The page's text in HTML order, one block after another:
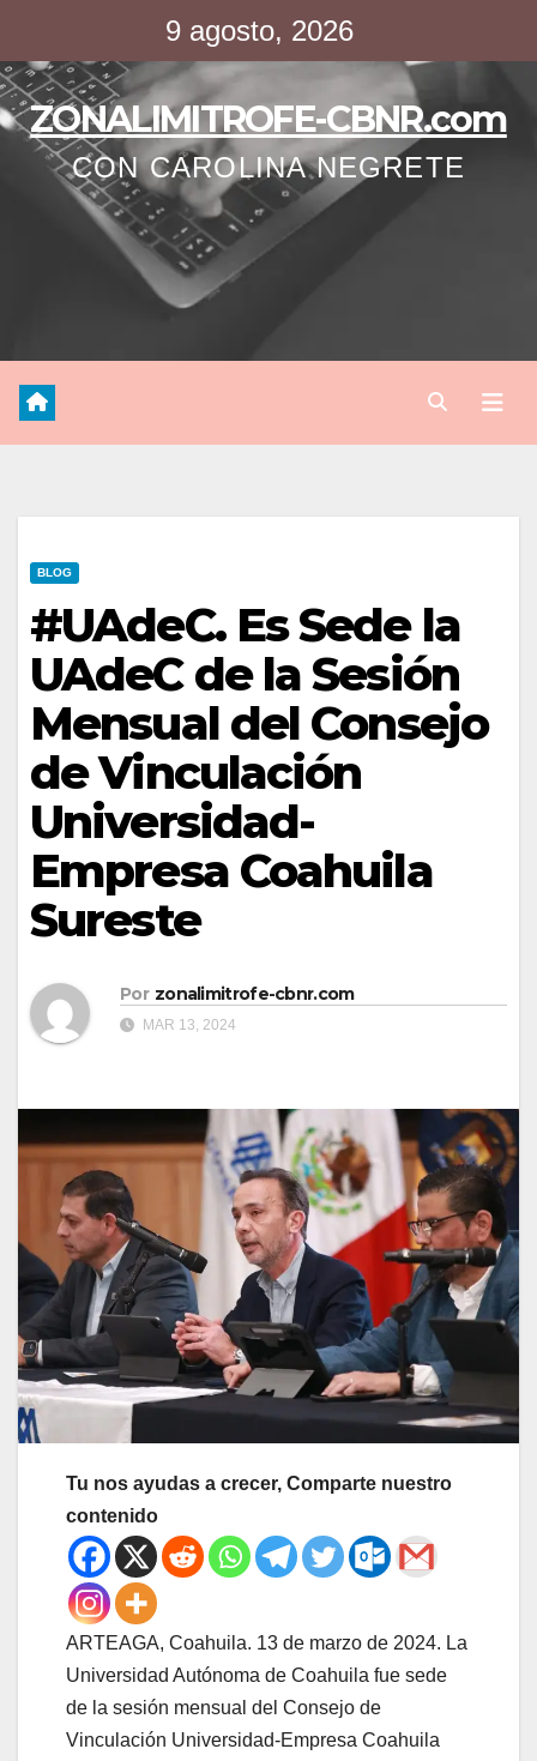
contenido
9 agosto, 2026
ZONALIMITROFE-CBNR.com
CON CAROLINA NEGRETE
BLOG
#UAdeC. Es Sede la
UAdeC de la Sesión
Mensual del Consejo
de Vinculación
Universidad-
Empresa Coahuila
Sureste
Por zonalimitrofe-cbnr.com
MAR 13, 2024
Tu nos ayudas a crecer, Comparte nuestro
contenido
ARTEAGA, Coahuila. 13 de marzo de 2024. La
Universidad Autónoma de Coahuila fue sede
de la sesión mensual del Consejo de
Vinculación Universidad-Empresa Coahuila